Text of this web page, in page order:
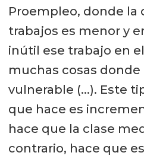
Proempleo, donde la
trabajos es menor y
inútil ese trabajo en
muchas cosas
vulnerable (...). Este
que hace es
hace que la clase
contrario, hace que